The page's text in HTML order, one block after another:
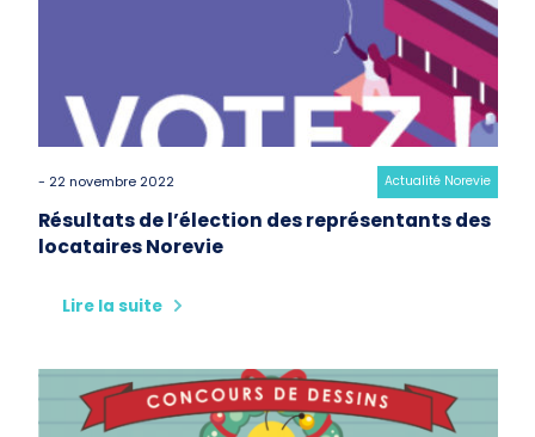
- 22 novembre 2022 Category:
Actualité Norevie
Résultats de l’élection des représentants des
locataires Norevie
Lire la suite